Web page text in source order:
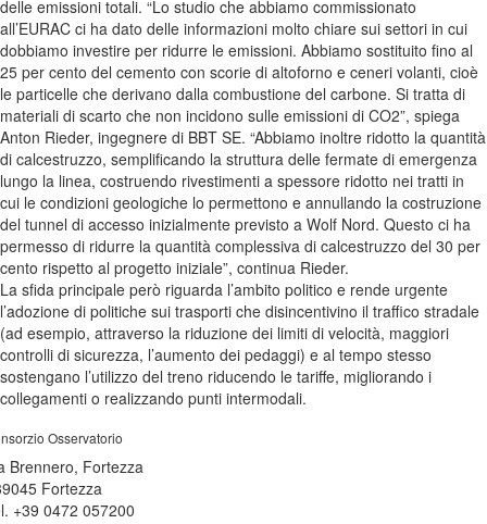
delle emissioni totali. “Lo studio che abbiamo commissionato
all’EURAC ci ha dato delle informazioni molto chiare sui settori in cui
dobbiamo investire per ridurre le emissioni. Abbiamo sostituito fino al
25 per cento del cemento con scorie di altoforno e ceneri volanti, cioè
le particelle che derivano dalla combustione del carbone. Si tratta di
materiali di scarto che non incidono sulle emissioni di CO2”, spiega
Anton Rieder, ingegnere di BBT SE. “Abbiamo inoltre ridotto la quantità
di calcestruzzo, semplificando la struttura delle fermate di emergenza
lungo la linea, costruendo rivestimenti a spessore ridotto nei tratti in
cui le condizioni geologiche lo permettono e annullando la costruzione
del tunnel di accesso inizialmente previsto a Wolf Nord. Questo ci ha
permesso di ridurre la quantità complessiva di calcestruzzo del 30 per
cento rispetto al progetto iniziale”, continua Rieder.
La sfida principale però riguarda l’ambito politico e rende urgente
l’adozione di politiche sui trasporti che disincentivino il traffico stradale
(ad esempio, attraverso la riduzione dei limiti di velocità, maggiori
controlli di sicurezza, l’aumento dei pedaggi) e al tempo stesso
sostengano l’utilizzo del treno riducendo le tariffe, migliorando i
collegamenti o realizzando punti intermodali.
Osservatorio
Brennero, Fortezza
Fortezza
+39 0472 057200